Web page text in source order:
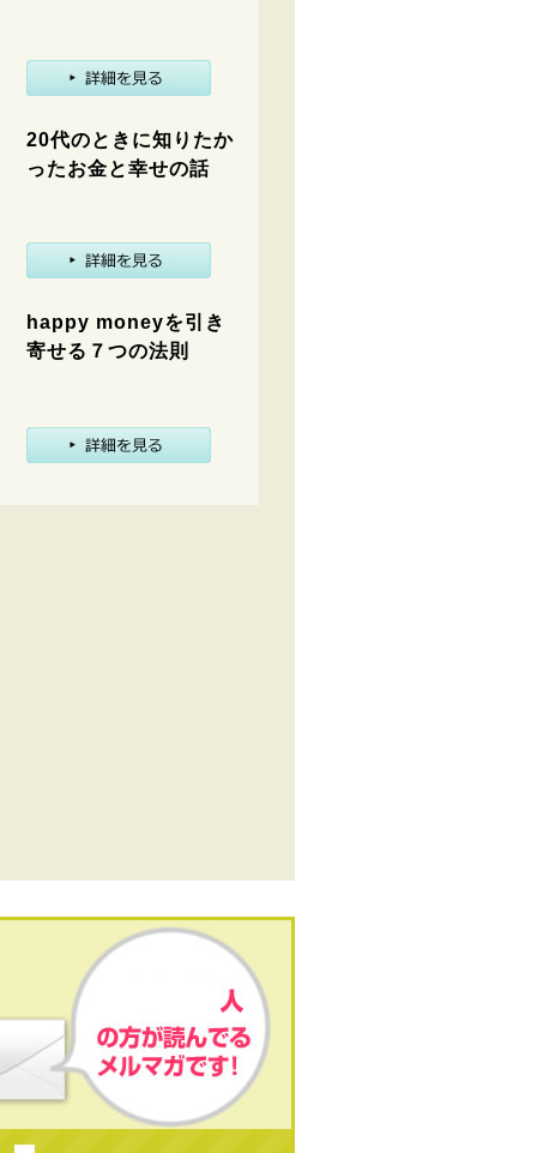
20代のときに知りたか
ったお金と幸せの話
happy moneyを引き
寄せる７つの法則